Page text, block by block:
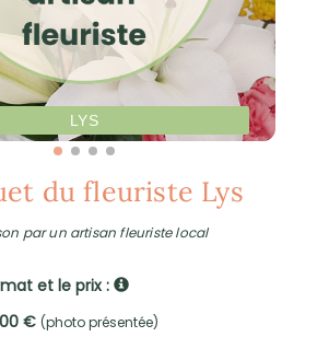
LYS
du fleuriste Lys
par un artisan fleuriste local
et le prix :
€ (photo présentée)